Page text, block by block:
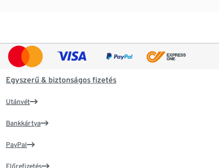
Egyszerű & biztonságos fizetés
Utánvét
Bankkártya
PayPal
Előrefizetés